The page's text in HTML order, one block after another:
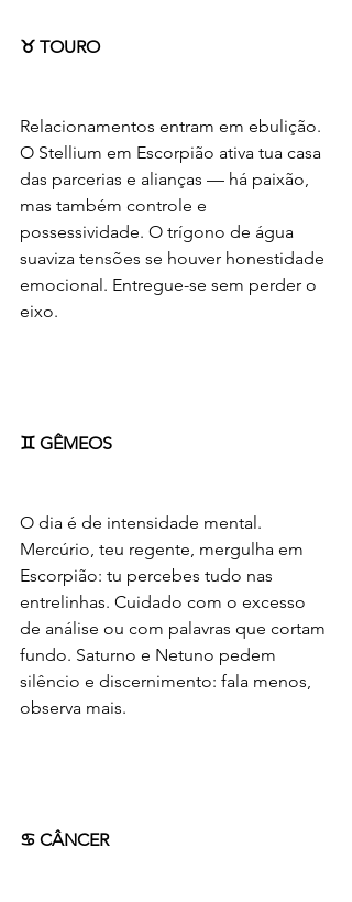
♉ TOURO
Relacionamentos entram em ebulição.
O Stellium em Escorpião ativa tua casa
das parcerias e alianças — há paixão,
mas também controle e
possessividade. O trígono de água
suaviza tensões se houver honestidade
emocional. Entregue-se sem perder o
eixo.
♊ GÊMEOS
O dia é de intensidade mental.
Mercúrio, teu regente, mergulha em
Escorpião: tu percebes tudo nas
entrelinhas. Cuidado com o excesso
de análise ou com palavras que cortam
fundo. Saturno e Netuno pedem
silêncio e discernimento: fala menos,
observa mais.
♋ CÂNCER